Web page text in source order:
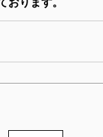
おります。